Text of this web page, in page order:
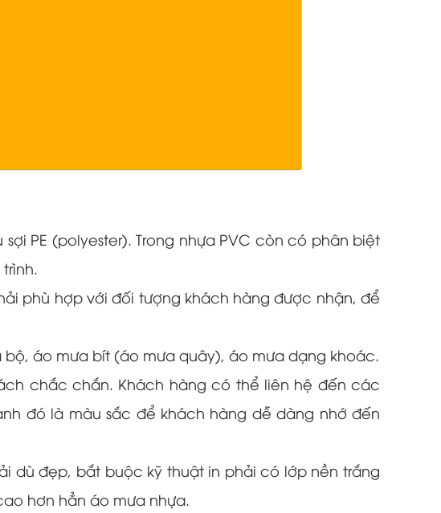
PE (polyester). Trong nhựa PVC còn có phân biệt
phù hợp với đối tượng khách hàng được nhận, để
áo mưa bít (áo mưa quây), áo mưa dạng khoác.
chắc chắn. Khách hàng có thể liên hệ đến các
đó là màu sắc để khách hàng dễ dàng nhớ đến
dù đẹp, bắt buộc kỹ thuật in phải có lớp nền trắng
hơn hẳn áo mưa nhựa.